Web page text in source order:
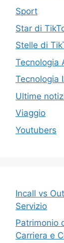
Sport
Star di
Stelle di
Tecnologia
Tecnologia
Ultime
Viaggio
Youtubers
Incall vs
Servizio
Patrimonio
Carriera e